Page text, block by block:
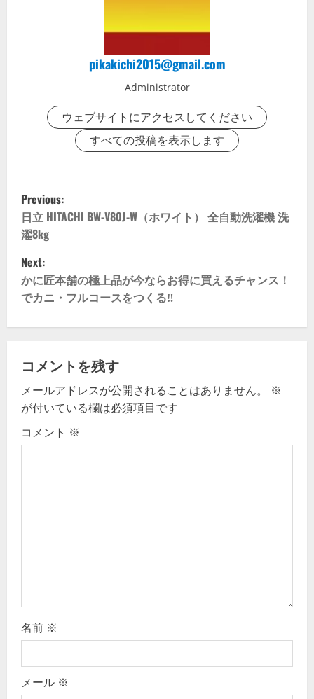
pikakichi2015@gmail.com
Administrator
ウェブサイトにアクセスしてください
すべての投稿を表示します
P
o
s
t
n
v
i
g
Previous:
日立 HITACHI BW-V80J-W（ホワイト） 全自動洗濯機 洗
濯8kg
Next:
かに匠本舗の極上品が今ならお得に買えるチャンス！
でカニ・フルコースをつくる‼
コメントを残す
メールアドレスが公開されることはありません。
※
が付いている欄は必須項目です
コメント ※
名前 ※
メール ※